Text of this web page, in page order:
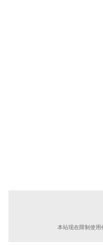
本站现在限制使用